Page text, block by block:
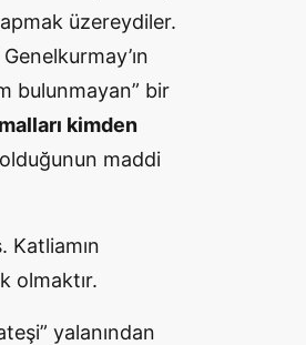
üzereydiler.
bulunmayan” bir
kimden
maddi
Katliamın
olmaktır.
yalanından